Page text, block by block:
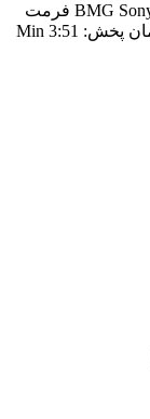
Dream Trance سال تهیه: 2010 کارگاه سازنده: BMG Sony فرمت
فایل اجرائی: Mp3 ; کیفیت : 128 Kbps مدت زمان پخش: 3:51 Min